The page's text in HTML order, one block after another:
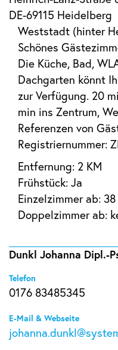
DE-69115 Heidelberg
Weststadt (hinter
Schönes
Die Küche, Bad,
Dachgarten könnt
zur Verfügung. 20
min ins Zentrum,
Referenzen von
Registriernummer:
Entfernung: 2 KM
Frühstück: Ja
Einzelzimmer ab: 38
Doppelzimmer ab:
Dunkl Johanna Dipl.-
Telefon
0176 83485345
E-Mail & Webseite